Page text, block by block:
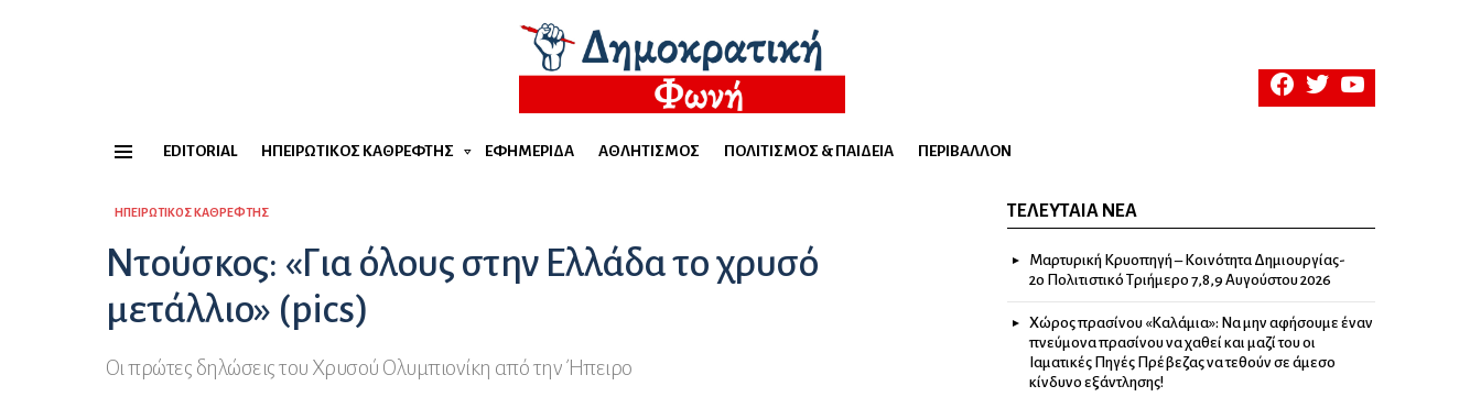
facebooktwitteryoutube
EDITORIAL ΗΠΕΙΡΏΤΙΚΟΣ ΚΑΘΡΈΦΤΗΣ ΕΦΗΜΕΡΊΔΑ ΑΘΛΗΤΙΣΜΌΣ ΠΟΛΙΤΙΣΜΌΣ & ΠΑΙΔΕΊΑ ΠΕΡΙΒΆΛΛΟΝ
ΗΠΕΙΡΏΤΙΚΟΣ ΚΑΘΡΈΦΤΗΣ
Ντούσκος: «Για όλους στην Ελλάδα το χρυσό
μετάλλιο» (pics)
Οι πρώτες δηλώσεις του Χρυσού Ολυμπιονίκη από την Ήπειρο
ΤΕΛΕΥΤΑΊΑ ΝΈΑ
Μαρτυρική Κρυοπηγή – Κοινότητα Δημιουργίας-
2ο Πολιτιστικό Τριήμερο 7,8,9 Αυγούστου 2026
Χώρος πρασίνου «Καλάμια»: Να μην αφήσουμε έναν
πνεύμονα πρασίνου να χαθεί και μαζί του οι
Ιαματικές Πηγές Πρέβεζας να τεθούν σε άμεσο
κίνδυνο εξάντλησης!